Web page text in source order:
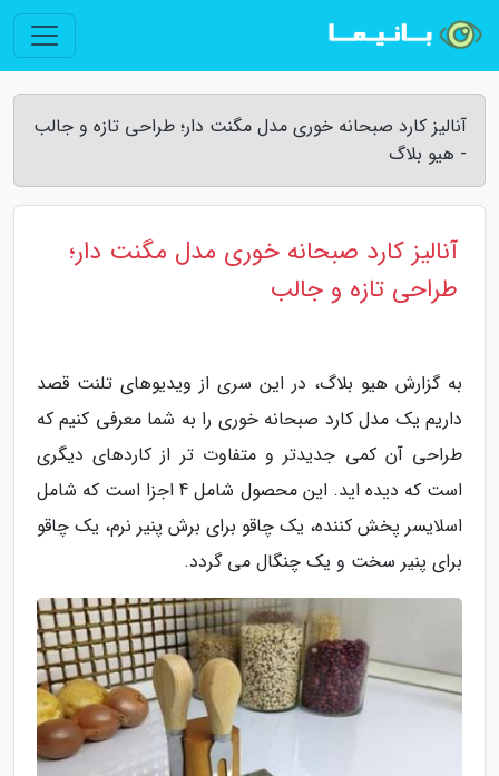
آنالیز کارد صبحانه خوری مدل مگنت دار؛ طراحی تازه و جالب
- هیو بلاگ
آنالیز کارد صبحانه خوری مدل مگنت دار؛
طراحی تازه و جالب
به گزارش هیو بلاگ، در این سری از ویدیوهای تلنت قصد
داریم یک مدل کارد صبحانه خوری را به شما معرفی کنیم که
طراحی آن کمی جدیدتر و متفاوت تر از کاردهای دیگری
است که دیده اید. این محصول شامل 4 اجزا است که شامل
اسلایسر پخش کننده، یک چاقو برای برش پنیر نرم، یک چاقو
برای پنیر سخت و یک چنگال می گردد.